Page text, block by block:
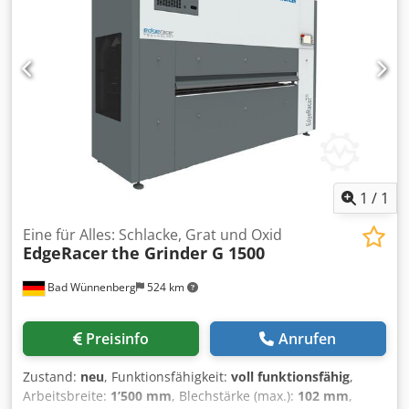
1 / 1
Bad Wünnenberg 524 km
Eine für Alles: Schlacke, Grat und Oxid
EdgeRacerthe Grinder G 1500
Preisinfo Anrufen
Zustand: neu, Funktionsfähigkeit: voll funktionsfähig,
Arbeitsbreite: 1’500 mm, Blechstärke (max.): 102 mm,